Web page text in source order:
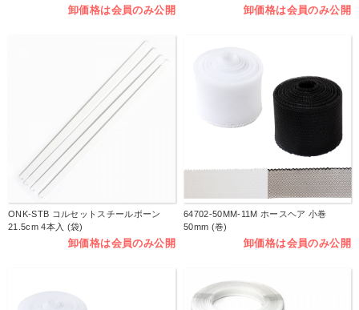
卸価格は会員のみ公開 卸価格は会員のみ公開
ONK-STB コルセットスチールボーン
21.5cm 4本入 (袋)
卸価格は会員のみ公開
64702-50MM-11M ホースヘア 小巻
50mm (巻)
卸価格は会員のみ公開